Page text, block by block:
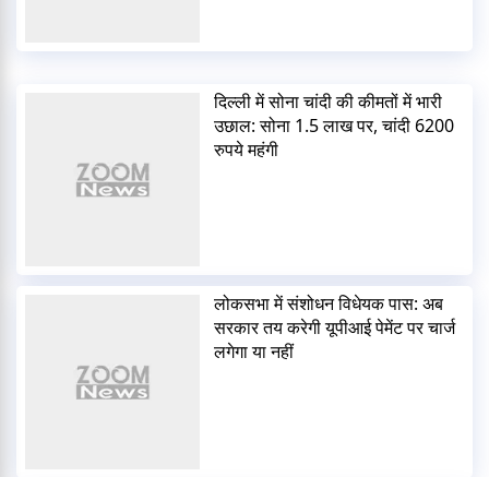
दिल्ली में सोना चांदी की कीमतों में भारी
उछाल: सोना 1.5 लाख पर, चांदी 6200
रुपये महंगी
लोकसभा में संशोधन विधेयक पास: अब
सरकार तय करेगी यूपीआई पेमेंट पर चार्ज
लगेगा या नहीं